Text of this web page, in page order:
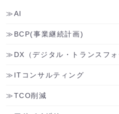
AI
BCP(事業継続計画)
DX（デジタル・トランスフォ
ITコンサルティング
TCO削減